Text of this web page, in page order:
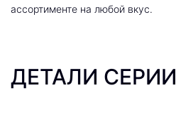
ассортименте на любой вкус.
ДЕТАЛИ СЕРИИ